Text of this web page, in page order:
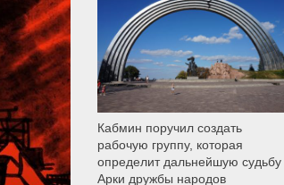
Кабмин поручил создать
рабочую группу, которая
определит дальнейшую судьбу
Арки дружбы народов
9 787